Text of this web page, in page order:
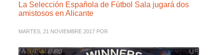
La Selección Española de Fútbol Sala jugará dos
amistosos en Alicante
MARTES, 21 NOVIEMBRE 2017 POR